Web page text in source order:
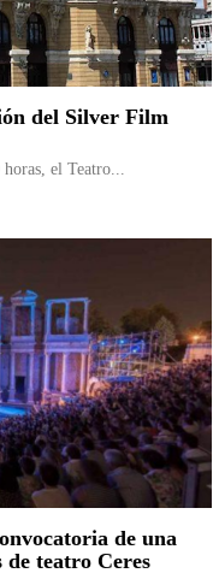
del Silver Film
el Teatro...
de una
de teatro Ceres